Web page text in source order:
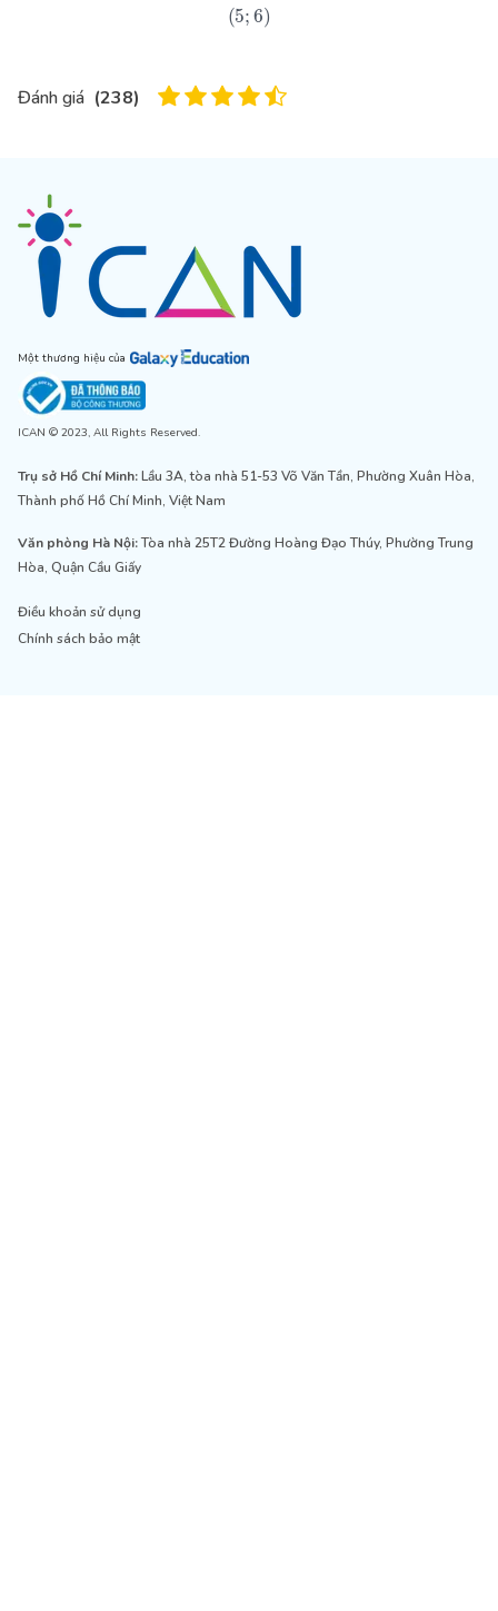
(5;6)
Đánh giá (238)
Một thương hiệu của
ICAN © 2023, All Rights Reserved.
Trụ sở Hồ Chí Minh:Lầu 3A, tòa nhà 51-53 Võ Văn Tần, Phường Xuân Hòa,
Thành phố Hồ Chí Minh, Việt Nam
Văn phòng Hà Nội:Tòa nhà 25T2 Đường Hoàng Đạo Thúy, Phường Trung
Hòa, Quận Cầu Giấy
Điều khoản sử dụng
Chính sách bảo mật